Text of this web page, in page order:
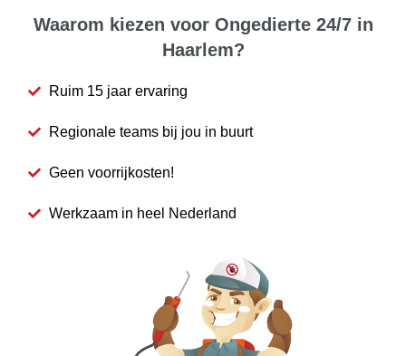
Waarom kiezen voor Ongedierte 24/7 in
Haarlem?
Ruim 15 jaar ervaring
Regionale teams bij jou in buurt
Geen voorrijkosten!
Werkzaam in heel Nederland